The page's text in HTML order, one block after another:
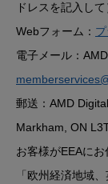
ドレスを記入し
Webフォーム：
電子メール：
郵送：AMD
Markham, ON
お客様がEEAに
「 欧州経済地域